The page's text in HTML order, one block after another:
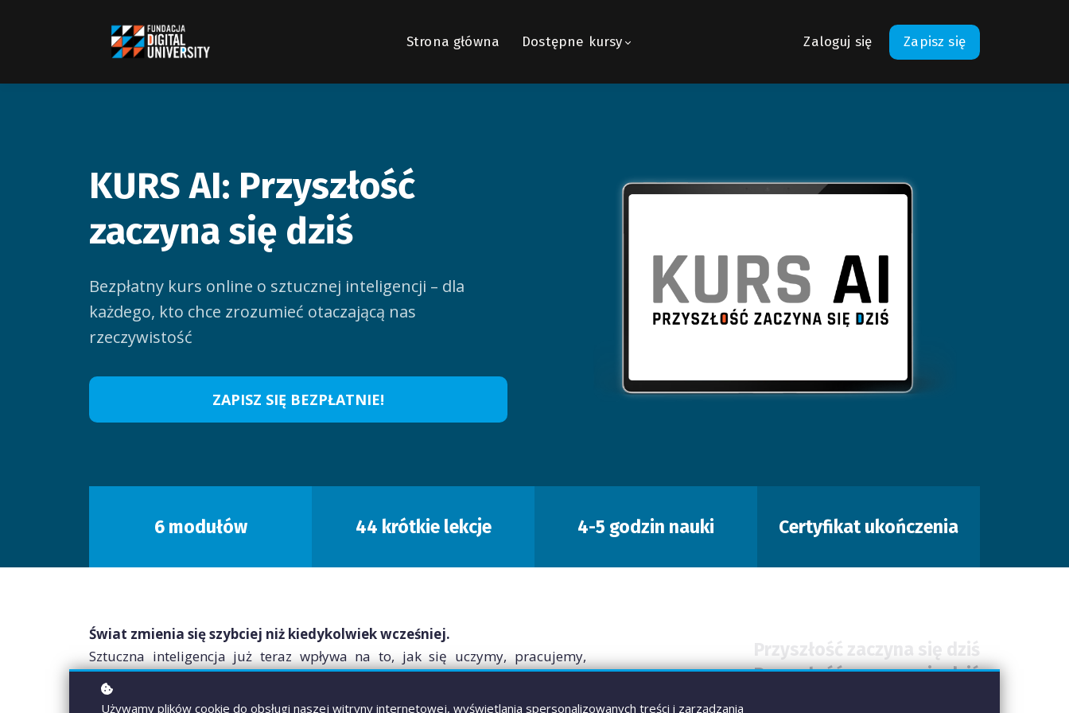
Strona główna Dostępne kursy Zaloguj się Zapisz się
KURS AI: Przyszłość
zaczyna się dziś
Bezpłatny kurs online o sztucznej inteligencji – dla
każdego, kto chce zrozumieć otaczającą nas
rzeczywistość
ZAPISZ SIĘ BEZPŁATNIE!
6 modułów 44 krótkie lekcje 4-5 godzin nauki Certyfikat ukończenia
Świat zmienia się szybciej niż kiedykolwiek wcześniej.
Sztuczna inteligencja już teraz wpływa na to, jak się uczymy, pracujemy,
tworzymy i komunikujemy. Wkracza do szkół, firm i naszych domów. Ale żeby
naprawdę z niej korzystać – trzeba ją najpierw zrozumieć.
Przyszłość zaczyna się dziś
Przyszłość zaczyna się dziś
Używamy plików cookie do obsługi naszej witryny internetowej, wyświetlania spersonalizowanych treści i zarządzania